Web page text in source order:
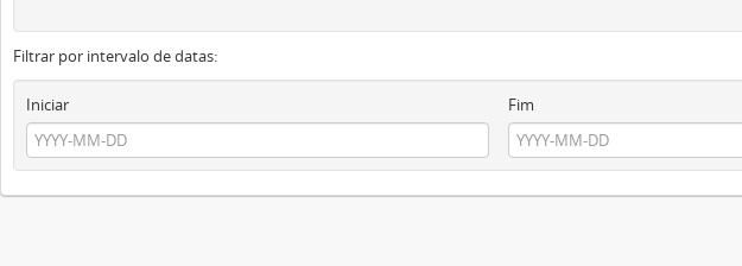
Filtrar por intervalo de datas:
Iniciar
Fim